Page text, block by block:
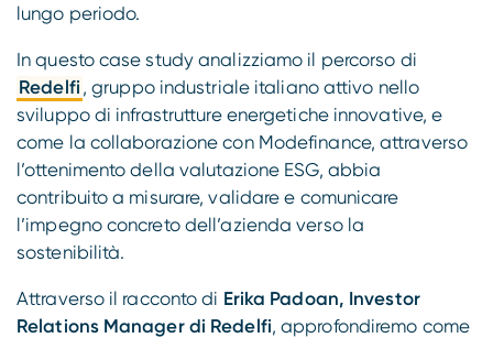
lungo periodo.
In questo case study analizziamo il percorso di
Redelfi , gruppo industriale italiano attivo nello
sviluppo di infrastrutture energetiche innovative, e
come la collaborazione con Modefinance, attraverso
l’ottenimento della valutazione ESG, abbia
contribuito a misurare, validare e comunicare
l’impegno concreto dell’azienda verso la
sostenibilità.
Attraverso il racconto di Erika Padoan, Investor
Relations Manager di Redelfi, approfondiremo come